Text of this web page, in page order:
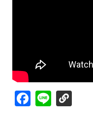
Facebook
Line